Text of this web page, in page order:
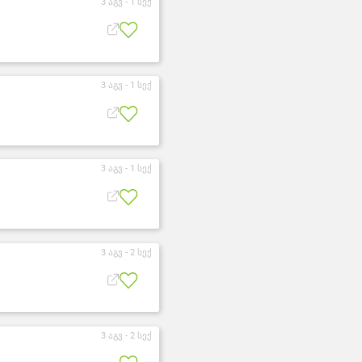
3 აგვ - 1 სექ
3 აგვ - 1 სექ
3 აგვ -2 სექ
3 აგვ -2 სექ